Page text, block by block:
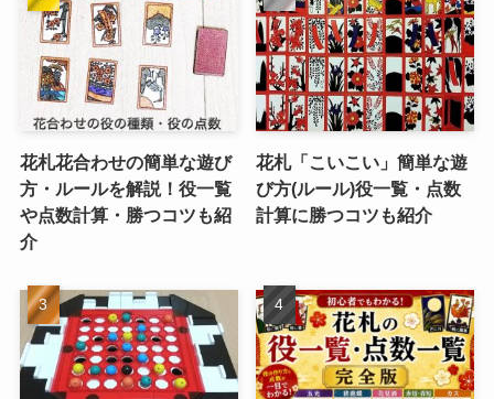
花札花合わせの簡単な遊び
方・ルールを解説！役一覧
や点数計算・勝つコツも紹
介
花札「こいこい」簡単な遊
び方(ルール)役一覧・点数
計算に勝つコツも紹介